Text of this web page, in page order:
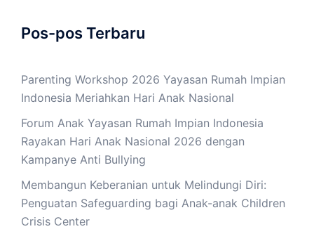
Pos-pos Terbaru
Parenting Workshop 2026 Yayasan Rumah Impian
Indonesia Meriahkan Hari Anak Nasional
Forum Anak Yayasan Rumah Impian Indonesia
Rayakan Hari Anak Nasional 2026 dengan
Kampanye Anti Bullying
Membangun Keberanian untuk Melindungi Diri:
Penguatan Safeguarding bagi Anak-anak Children
Crisis Center